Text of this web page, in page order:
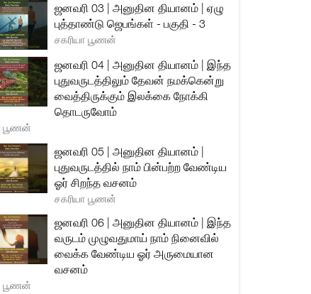
ஜனவரி 03 | அனுதின தியானம் | ஏழு
புத்தாண்டு ஜெபங்கள் - பகுதி - 3
சகரியா பூணன்
ஜனவரி 04 | அனுதின தியானம் | இந்த
புதுவருடத்திலும் தேவன் நமக்கென்று
வைத்திருக்கும் இலக்கை நோக்கி
தொடருவோம்
பூணன்
ஜனவரி 05 | அனுதின தியானம் |
புதுவருடத்தில் நாம் பின்பற்ற வேண்டிய
ஓர் சிறந்த வசனம்
சகரியா பூணன்
ஜனவரி 06 | அனுதின தியானம் | இந்த
வருடம் முழுவதுமாய் நாம் நினைவில்
வைக்க வேண்டிய ஓர் அருமையான
வசனம்
பூணன்